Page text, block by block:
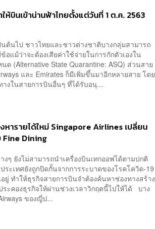
บินเข้าน่านฟ้าไทยตั้งแต่วันที่ 1 ต.ค. 2563
ต้นไป ชาวไทยและชาวต่างชาติบางกลุ่มสามารถ
อแม้ว่าจะต้องเสียค่าใช้จ่ายในการกักตัวเองใน
ด (Alternative State Quarantine: ASQ) ส่วนสาย
และ Emirates ก็มีเพิ่มขึ้นมาอีกหลายสาย โดย
างในสายการบินอื่นๆ ที่ได้รับอนุ...
หารายได้ใหม่ Singapore Airlines เปลี่ยน
Fine Dining
ๆ ยังไม่สามารถนำเครื่องบินเทกออฟได้ตามปกติ
ระเทศยังถูกปิดกั้นจากการระบาดของโรคโควิด-19
ยู่ ทำให้ธุรกิจสายการบินจำต้องค้นหาช่องทางสร้าง
ระคองธุรกิจให้ผ่านช่วงเวลาวิกฤตนี้ไปให้ได้ บาง
ของญี่ป...